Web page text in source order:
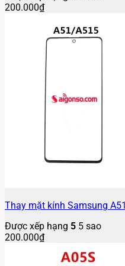
200.000₫
Thay mặt kính Samsung A51
Được xếp hạng 5 5 sao
200.000₫